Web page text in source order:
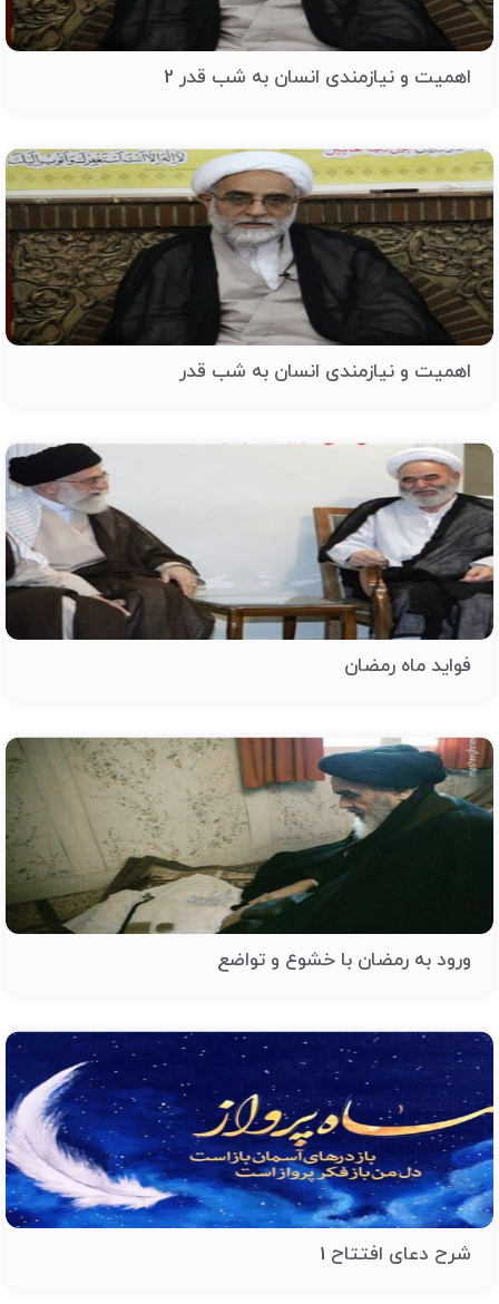
اهمیت و نیازمندی انسان به شب قدر 2
اهمیت و نیازمندی انسان به شب قدر
فواید ماه رمضان
ورود به رمضان با خشوع و تواضع
شرح دعای افتتاح 1